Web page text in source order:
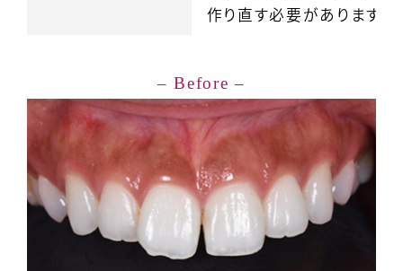
作り直す必要があります。